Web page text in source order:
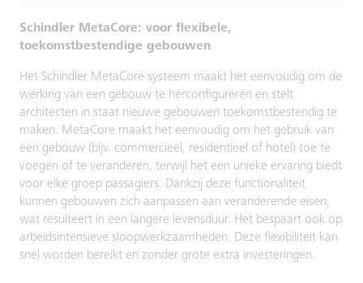
Schindler MetaCore: voor flexibele,
toekomstbestendige gebouwen
Het Schindler MetaCore systeem maakt het eenvoudig om de
werking van een gebouw te herconfigureren en stelt
architecten in staat nieuwe gebouwen toekomstbestendig te
maken. MetaCore maakt het eenvoudig om het gebruik van
een gebouw (bijv. commercieel, residentieel of hotel) toe te
voegen of te veranderen, terwijl het een unieke ervaring biedt
voor elke groep passagiers. Dankzij deze functionaliteit
kunnen gebouwen zich aanpassen aan veranderende eisen,
wat resulteert in een langere levensduur. Het bespaart ook op
arbeidsintensieve sloopwerkzaamheden. Deze flexibiliteit kan
snel worden bereikt en zonder grote extra investeringen.